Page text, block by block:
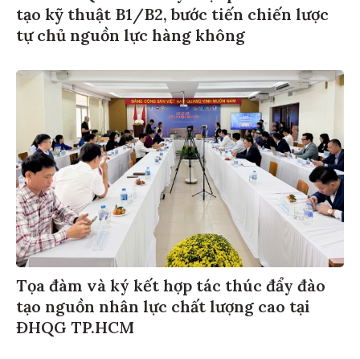
tạo kỹ thuật B1/B2, bước tiến chiến lược
tự chủ nguồn lực hàng không
Tọa đàm và ký kết hợp tác thúc đẩy đào
tạo nguồn nhân lực chất lượng cao tại
ĐHQG TP.HCM